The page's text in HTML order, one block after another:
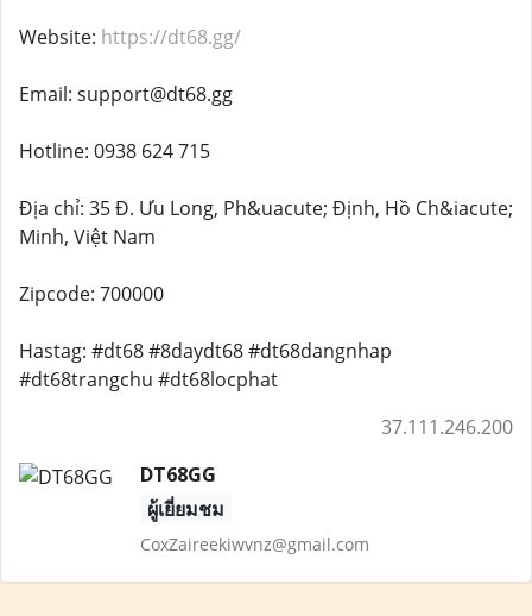
Website: https://dt68.gg/
Email: support@dt68.gg
Hotline: 0938 624 715
Địa chỉ: 35 Đ. Ưu Long, Ph&uacute; Định, Hồ Ch&iacute;
Minh, Việt Nam
Zipcode: 700000
Hastag: #dt68 #8daydt68 #dt68dangnhap
#dt68trangchu #dt68locphat
37.111.246.200
DT68GG
ผู้เยี่ยมชม
CoxZaireekiwvnz@gmail.com